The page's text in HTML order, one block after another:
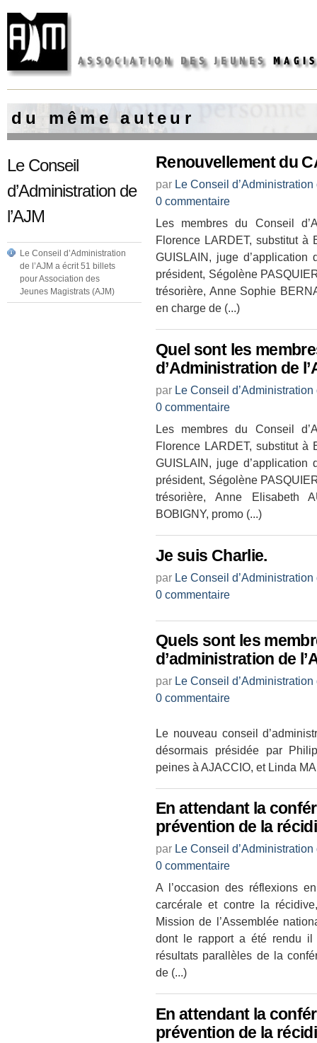
d u m ê m e a u t e u r
Le Conseil
d’Administration de
l’AJM
Le Conseil d’Administration
de l’AJM a écrit 51 billets
pour Association des
Jeunes Magistrats (AJM)
Renouvellement du
par Le Conseil d’Administration
0 commentaire
Les membres du Conseil
Florence LARDET, substitut à
GUISLAIN, juge
président, Ségolène
trésorière, Anne Sophie
en charge de (...)
Quel sont les
d’Administration de
par Le Conseil d’Administration
0 commentaire
Les membres du Conseil
Florence LARDET, substitut à
GUISLAIN, juge
président, Ségolène
trésorière, Anne Elisabeth
BOBIGNY, promo (...)
Je suis Charlie.
par Le Conseil d’Administration
0 commentaire
Quels sont les
d’administration de
par Le Conseil d’Administration
0 commentaire
Le nouveau conseil
désormais présidée par
peines à AJACCIO, et Linda
En attendant la
prévention de la
par Le Conseil d’Administration
0 commentaire
A l’occasion des réflexions
carcérale et contre la
Mission de l’Assemblée
dont le rapport a été rendu il
résultats parallèles de la
de (...)
En attendant la
prévention de la